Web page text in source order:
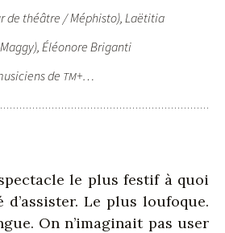
de théâtre / Méphisto), Laëtitia
Éléonore Briganti
de TM+…
le plus festif à quoi
Le plus loufoque.
On n’imaginait pas user